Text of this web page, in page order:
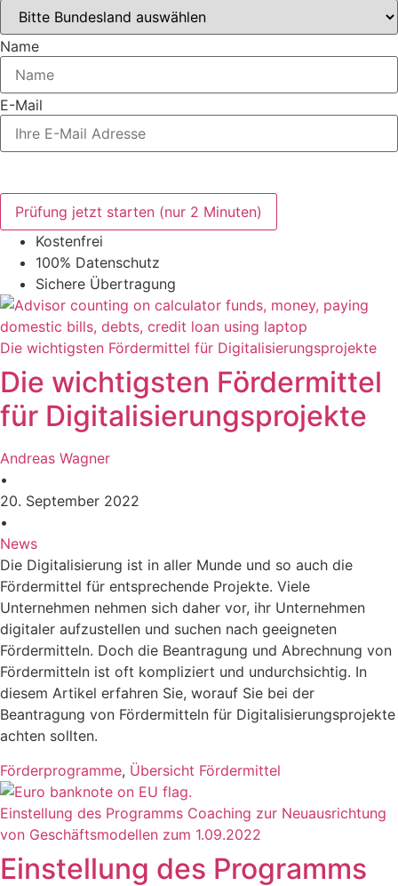
Name
E-Mail
Prüfung jetzt starten (nur 2 Minuten)
Kostenfrei
100% Datenschutz
Sichere Übertragung
Die wichtigsten Fördermittel für Digitalisierungsprojekte
Die wichtigsten Fördermittel
für Digitalisierungsprojekte
Andreas Wagner
•
20. September 2022
•
News
Die Digitalisierung ist in aller Munde und so auch die
Fördermittel für entsprechende Projekte. Viele
Unternehmen nehmen sich daher vor, ihr Unternehmen
digitaler aufzustellen und suchen nach geeigneten
Fördermitteln. Doch die Beantragung und Abrechnung von
Fördermitteln ist oft kompliziert und undurchsichtig. In
diesem Artikel erfahren Sie, worauf Sie bei der
Beantragung von Fördermitteln für Digitalisierungsprojekte
achten sollten.
Förderprogramme, Übersicht Fördermittel
Einstellung des Programms Coaching zur Neuausrichtung
von Geschäftsmodellen zum 1.09.2022
Einstellung des Programms